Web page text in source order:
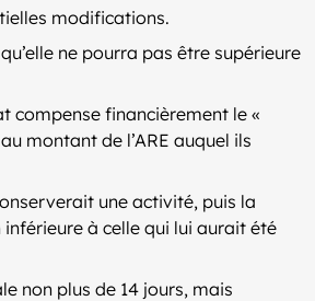
modifications.
ne pourra pas être supérieure
compense financièrement le «
montant de l’ARE auquel ils
une activité, puis la
à celle qui lui aurait été
non plus de 14 jours, mais